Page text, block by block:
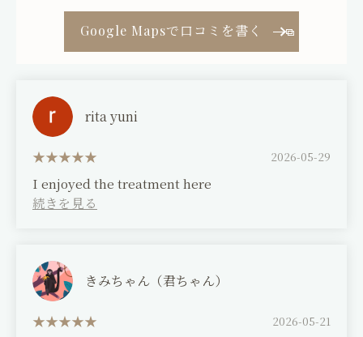
アクセス
採用情報
神楽整骨院
Google Mapsで口コミを書く
rita yuni
2026-05-29
I enjoyed the treatment here
きみちゃん（君ちゃん）
2026-05-21